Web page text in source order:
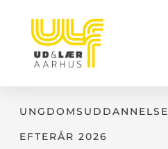
UNGDOMSUDDANNELSE
EFTERÅR 2026